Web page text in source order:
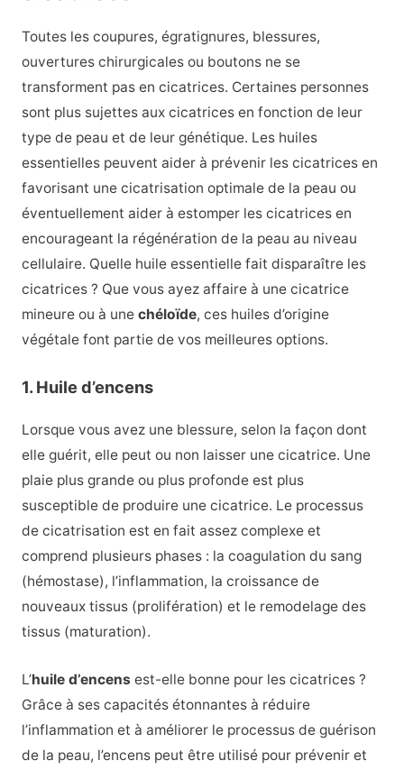
Toutes les coupures, égratignures, blessures,
ouvertures chirurgicales ou boutons ne se
transforment pas en cicatrices. Certaines personnes
sont plus sujettes aux cicatrices en fonction de leur
type de peau et de leur génétique. Les huiles
essentielles peuvent aider à prévenir les cicatrices en
favorisant une cicatrisation optimale de la peau ou
éventuellement aider à estomper les cicatrices en
encourageant la régénération de la peau au niveau
cellulaire. Quelle huile essentielle fait disparaître les
cicatrices ? Que vous ayez affaire à une cicatrice
mineure ou à une chéloïde, ces huiles d’origine
végétale font partie de vos meilleures options.
1. Huile d’encens
Lorsque vous avez une blessure, selon la façon dont
elle guérit, elle peut ou non laisser une cicatrice. Une
plaie plus grande ou plus profonde est plus
susceptible de produire une cicatrice. Le processus
de cicatrisation est en fait assez complexe et
comprend plusieurs phases : la coagulation du sang
(hémostase), l’inflammation, la croissance de
nouveaux tissus (prolifération) et le remodelage des
tissus (maturation).
L’huile d’encens est-elle bonne pour les cicatrices ?
Grâce à ses capacités étonnantes à réduire
l’inflammation et à améliorer le processus de guérison
de la peau, l’encens peut être utilisé pour prévenir et